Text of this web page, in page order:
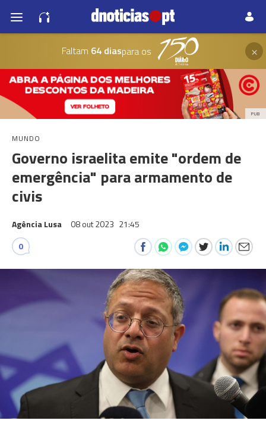
Faltam 64 diaspara os ×
PUB
MUNDO
Governo israelita emite "ordem de
emergência" para armamento de
civis
Agência Lusa 08 out 2023 21:45
0